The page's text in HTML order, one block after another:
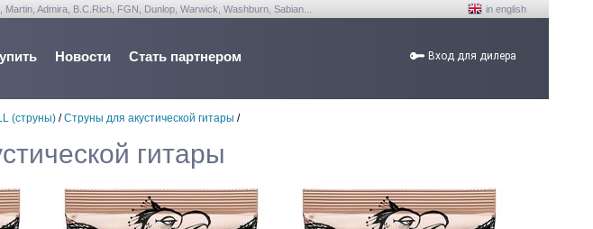
Admira, B.C.Rich, FGN, Dunlop, Warwick, Washburn, Sabian... in english
Новости Стать партнером Вход для дилера
(струны) /Струны для акустической гитары /
гитары